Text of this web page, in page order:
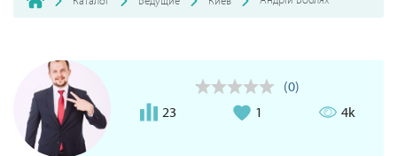
(0)
23
1 4k